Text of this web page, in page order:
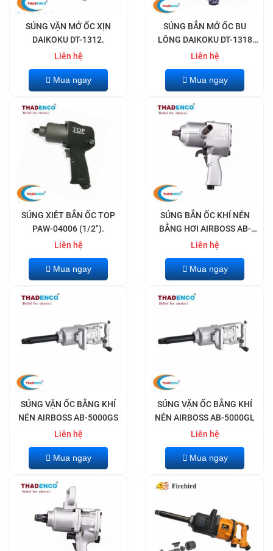
SÚNG VẶN MỞ ỐC XỊN
DAIKOKU DT-1312.
Liên hệ
Mua ngay
SÚNG BẮN MỞ ỐC BU
LÔNG DAIKOKU DT-1318
(1/2")
Liên hệ
Mua ngay
SÚNG XIÊT BẮN ỐC TOP
PAW-04006 (1/2").
Liên hệ
Mua ngay
SÚNG BẮN ỐC KHÍ NÉN
BẰNG HƠI AIRBOSS AB-
3000P (3/4").
Liên hệ
Mua ngay
SÚNG VẶN ỐC BẰNG KHÍ
NÉN AIRBOSS AB-5000GS
Liên hệ
Mua ngay
SÚNG VẶN ỐC BẰNG KHÍ
NÉN AIRBOSS AB-5000GL
Liên hệ
Mua ngay